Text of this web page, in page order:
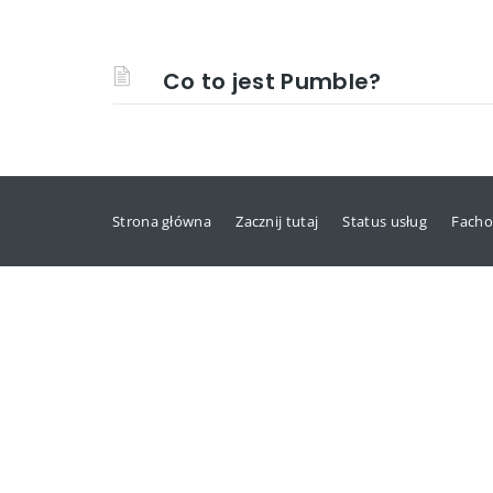
Co to jest Pumble?
Strona główna Zacznij tutaj Status usług